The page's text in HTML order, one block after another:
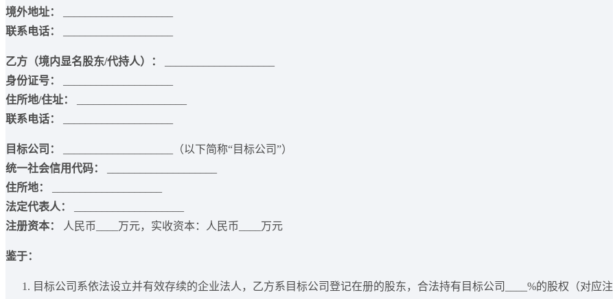
境外地址：
联系电话：
乙方（境内显名股东/代持人）：
身份证号：
住所地/住址：
联系电话：
目标公司：
____________________（以下简称“目标公司”）
统一社会信用代码：
住所地：
法定代表人：
注册资本：
人民币____万元，实收资本：人民币____万元
鉴于：
目标公司系依法设立并有效存续的企业法人，乙方系目标公司登记在册的股东，合法持有目标公司____%的股权（对应注